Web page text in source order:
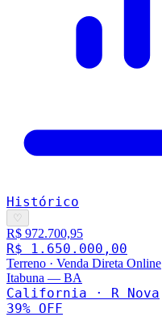
Histórico
♡
R$ 972.700,95
R$ 1.650.000,00
Terreno · Venda Direta Online
Itabuna — BA
California · R Nova
39% OFF